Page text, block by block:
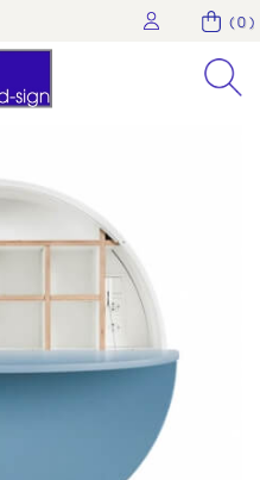
( 0 )